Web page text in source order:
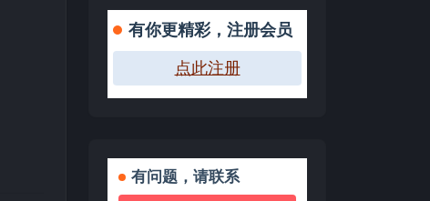
有你更精彩，注册会员
点此注册
有问题，请联系